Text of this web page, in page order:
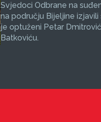
Svjedoci Odbrane na
na području Bijeljine
je optuženi Petar
Batkoviću.